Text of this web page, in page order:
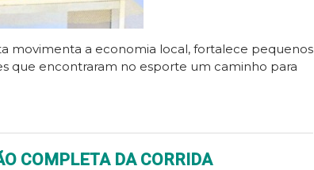
movimenta a economia local, fortalece pequenos
que encontraram no esporte um caminho para
COMPLETA DA CORRIDA